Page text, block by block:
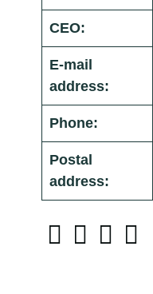
CEO:
E-mail
address:
Phone:
Postal
address: